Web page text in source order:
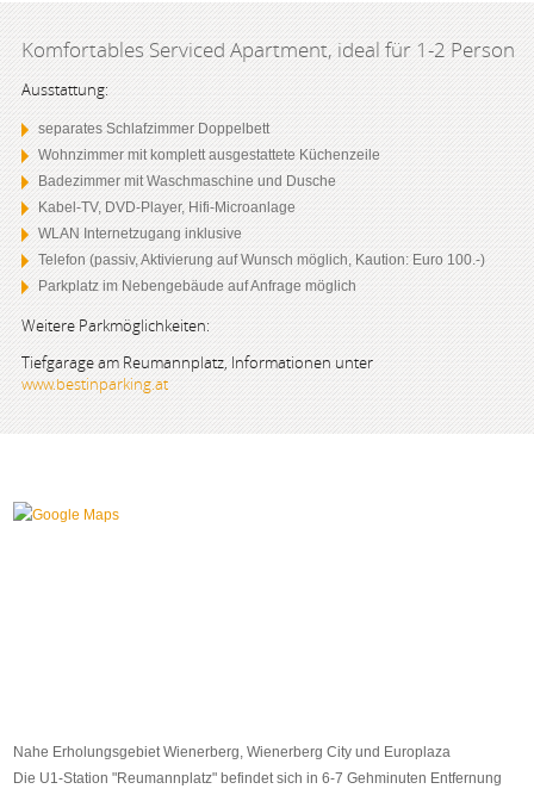
Komfortables Serviced Apartment, ideal für 1-2 Person
Ausstattung:
separates Schlafzimmer Doppelbett
Wohnzimmer mit komplett ausgestattete Küchenzeile
Badezimmer mit Waschmaschine und Dusche
Kabel-TV, DVD-Player, Hifi-Microanlage
WLAN Internetzugang inklusive
Telefon (passiv, Aktivierung auf Wunsch möglich, Kaution: Euro 100.-)
Parkplatz im Nebengebäude auf Anfrage möglich
Weitere Parkmöglichkeiten:
Tiefgarage am Reumannplatz, Informationen unter
www.bestinparking.at
Nahe Erholungsgebiet Wienerberg, Wienerberg City und Europlaza
Die U1-Station "Reumannplatz" befindet sich in 6-7 Gehminuten Entfernung